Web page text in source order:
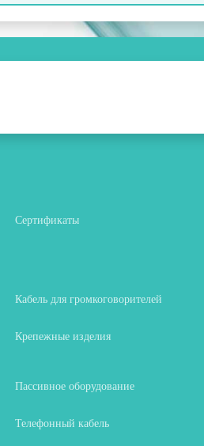
Сертификаты
Кабель для громкоговорителей
Крепежные изделия
Пассивное оборудование
Телефонный кабель